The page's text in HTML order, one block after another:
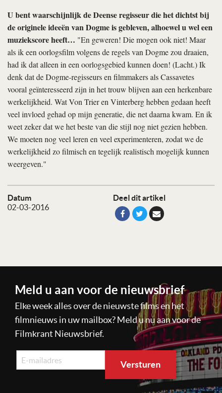
Datum
02-03-2016
Deel dit artikel
U bent waarschijnlijk de Deense regisseur die het dichtst bij
de originele ideeën van Dogme is gebleven, alhoewel u wel een
muziekscore heeft… "En geweren! Die mogen ook niet! Maar
als ik een oorlogsfilm volgens de regels van Dogme zou draaien,
had ik dat alleen in een oorlogsgebied kunnen doen! (Lacht.) Ik
denk dat de Dogme-regisseurs en filmmakers als Cassavetes
vooral geïnteresseerd zijn in het trouw blijven aan een herkenbare
werkelijkheid. Wat Von Trier en Vinterberg hebben gedaan heeft
veel invloed gehad op mijn generatie, die net daarna kwam. En ik
weet zeker dat we het beste van die stijl nog niet gezien hebben.
We moeten nog veel leren en veel experimenteren, zodat we de
werkelijkheid zo filmisch en tegelijk realistisch mogelijk kunnen
weergeven."
Meld u aan voor de nieuwsbrief
Elke week alles over de nieuwste films en het
filmnieuws in uw mailbox? Meld u nu aan voor de
Filmkrant Nieuwsbrief.